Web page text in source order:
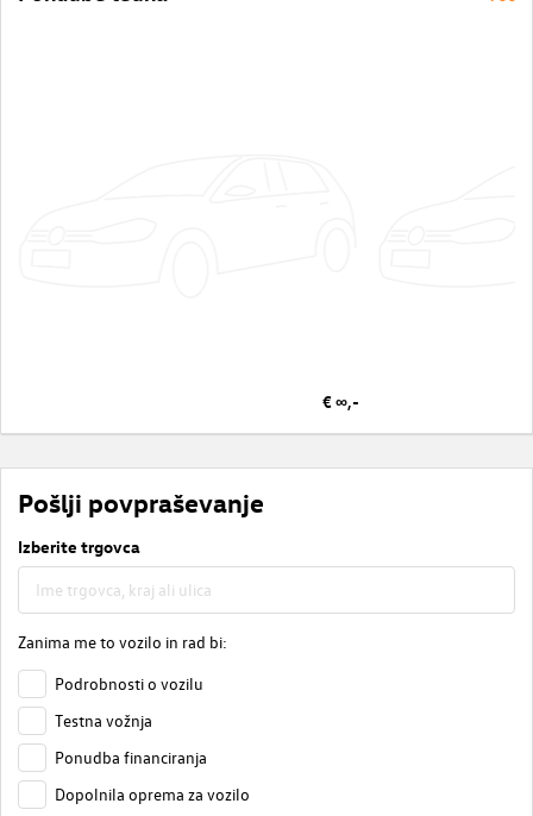
€ ∞,-
Pošlji povpraševanje
Izberite trgovca
Zanima me to vozilo in rad bi:
Podrobnosti o vozilu
Testna vožnja
Ponudba financiranja
Dopolnila oprema za vozilo